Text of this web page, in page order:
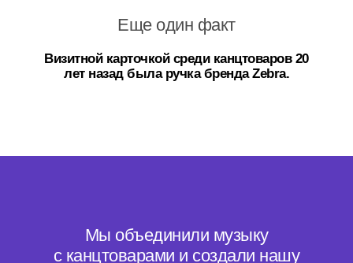
Еще один факт
Визитной карточкой среди канцтоваров 20
лет назад была ручка бренда Zebra.
Мы объединили музыку
с канцтоварами и создали нашу